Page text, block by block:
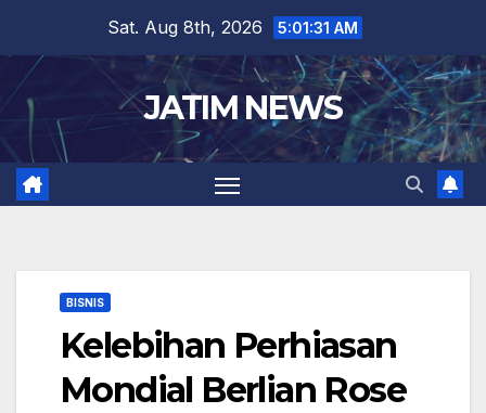
content
Sat. Aug 8th, 2026 5:01:31 AM
JATIM NEWS
BISNIS
Kelebihan Perhiasan
Mondial Berlian Rose